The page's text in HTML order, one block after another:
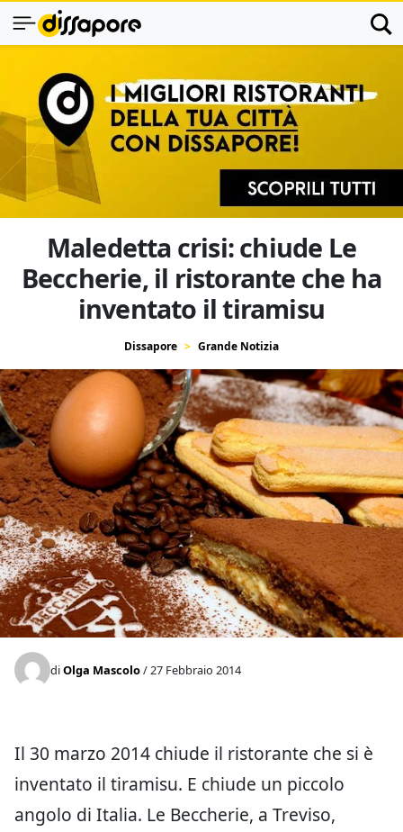
Maledetta crisi: chiude Le
Beccherie, il ristorante che ha
inventato il tiramisu
Dissapore Grande Notizia
diOlga Mascolo/ 27 Febbraio 2014
Il 30 marzo 2014 chiude il ristorante che si è
inventato il tiramisu. E chiude un piccolo
angolo di Italia. Le Beccherie, a Treviso,